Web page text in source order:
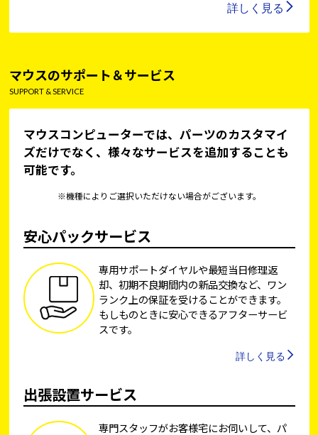
詳しく見る
マウスのサポート＆サービス
SUPPORT & SERVICE
マウスコンピューターでは、パーツのカスタマイ
ズだけでなく、様々なサービスを追加することも
可能です。
※機種によりご選択いただけない場合がございます。
安心パックサービス
専用サポートダイヤルや最短当日修理返
却、初期不良期間内の新品交換など、ワン
ランク上の保証を受けることができます。
もしものときに安心できるアフターサービ
スです。
詳しく見る
出張設置サービス
専門スタッフがお客様宅にお伺いして、パ